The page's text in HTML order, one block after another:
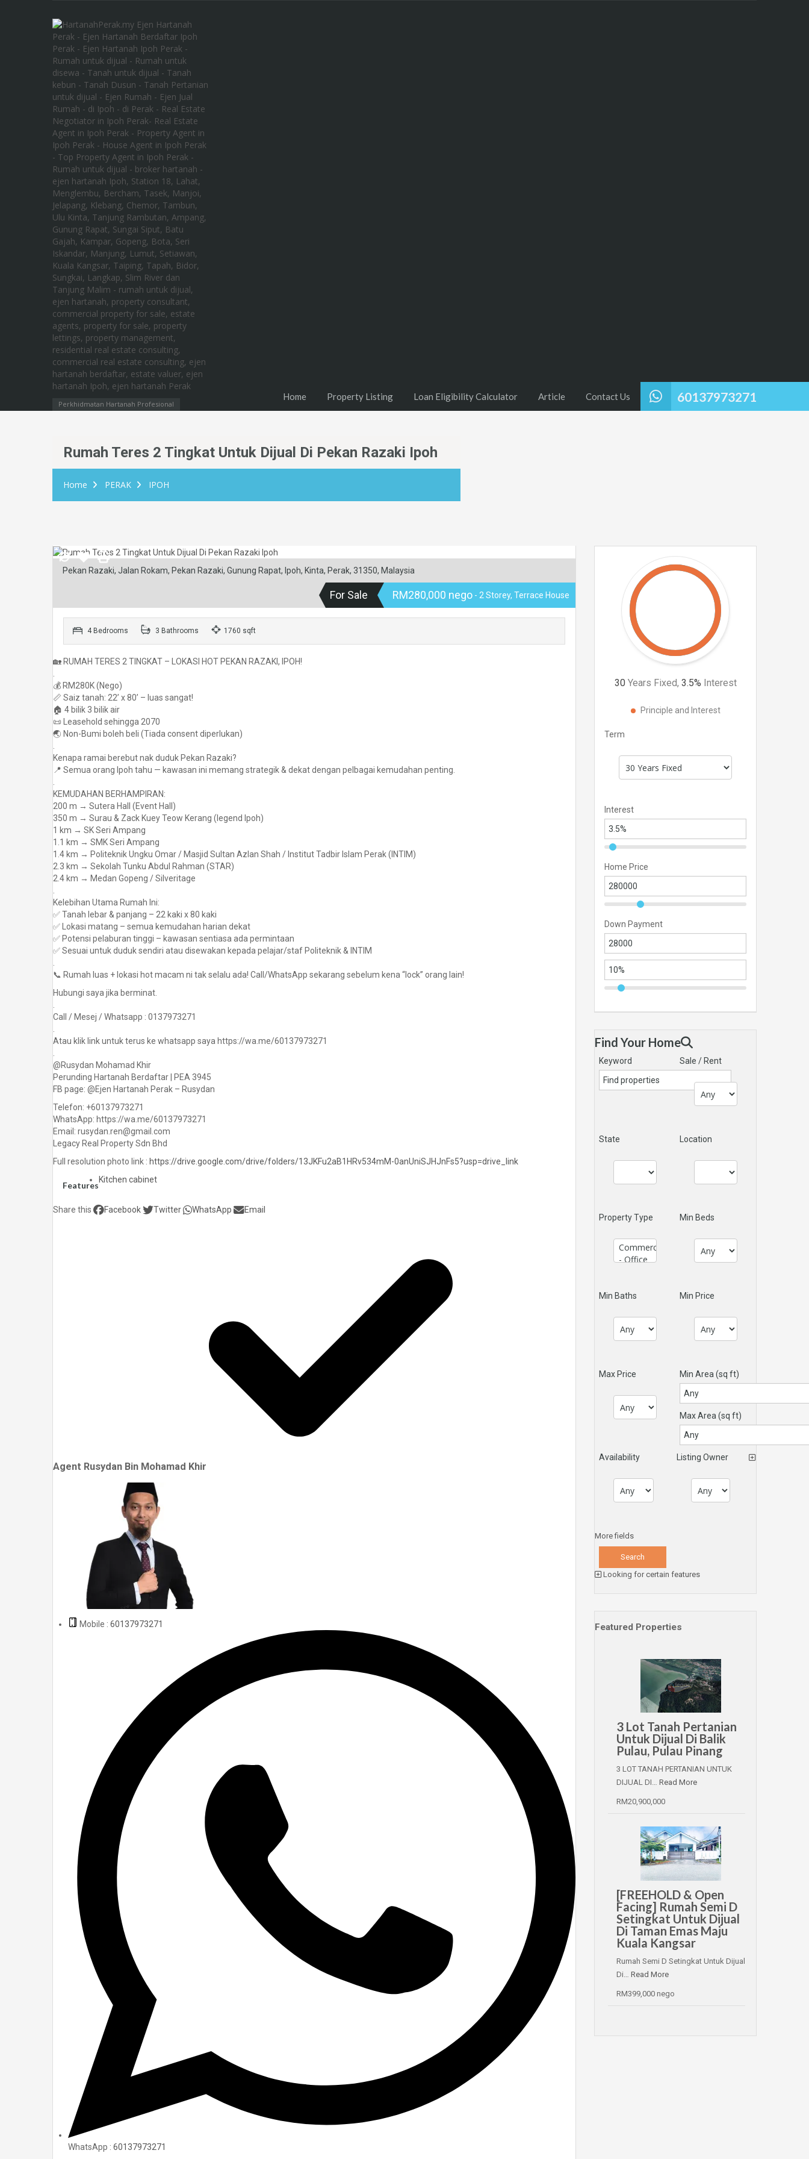
Perkhidmatan Hartanah Profesional 60137973271
Home Property Listing Loan Eligibility Calculator Article Contact Us
Rumah Teres 2 Tingkat Untuk Dijual Di Pekan Razaki Ipoh
Home PERAK IPOH
Pekan Razaki, Jalan Rokam, Pekan Razaki, Gunung Rapat, Ipoh, Kinta, Perak, 31350, Malaysia
For Sale RM280,000 nego - 2 Storey, Terrace House
4 Bedrooms 3 Bathrooms 1760 sqft
🏡 RUMAH TERES 2 TINGKAT – LOKASI HOT PEKAN RAZAKI, IPOH!
.
💰 RM280K (Nego)
📏 Saiz tanah: 22’ x 80’ – luas sangat!
🏠 4 bilik 3 bilik air
📜 Leasehold sehingga 2070
🌏 Non-Bumi boleh beli (Tiada consent diperlukan)
.
Kenapa ramai berebut nak duduk Pekan Razaki?
📍 Semua orang Ipoh tahu — kawasan ini memang strategik & dekat dengan pelbagai kemudahan penting.
.
KEMUDAHAN BERHAMPIRAN:
200 m → Sutera Hall (Event Hall)
350 m → Surau & Zack Kuey Teow Kerang (legend Ipoh)
1 km → SK Seri Ampang
1.1 km → SMK Seri Ampang
1.4 km → Politeknik Ungku Omar / Masjid Sultan Azlan Shah / Institut Tadbir Islam Perak (INTIM)
2.3 km → Sekolah Tunku Abdul Rahman (STAR)
2.4 km → Medan Gopeng / Silveritage
.
Kelebihan Utama Rumah Ini:
✅ Tanah lebar & panjang – 22 kaki x 80 kaki
✅ Lokasi matang – semua kemudahan harian dekat
✅ Potensi pelaburan tinggi – kawasan sentiasa ada permintaan
✅ Sesuai untuk duduk sendiri atau disewakan kepada pelajar/staf Politeknik & INTIM
.
📞 Rumah luas + lokasi hot macam ni tak selalu ada! Call/WhatsApp sekarang sebelum kena “lock” orang lain!
Hubungi saya jika berminat.
.
Call / Mesej / Whatsapp : 0137973271
.
Atau klik link untuk terus ke whatsapp saya https://wa.me/60137973271
.
@Rusydan Mohamad Khir
Perunding Hartanah Berdaftar | PEA 3945
FB page: @Ejen Hartanah Perak – Rusydan
Telefon: +60137973271
WhatsApp: https://wa.me/60137973271
Email: rusydan.ren@gmail.com
Legacy Real Property Sdn Bhd
Full resolution photo link : https://drive.google.com/drive/folders/13JKFu2aB1HRv534mM-0anUniSJHJnFs5?usp=drive_link
Features
Kitchen cabinet
Share this Facebook Twitter WhatsApp Email
Agent Rusydan Bin Mohamad Khir
Mobile : 60137973271
WhatsApp : 60137973271
30 Years Fixed, 3.5% Interest
Principle and Interest
Term
Interest
Home Price
Down Payment
Find Your Home
Keyword Sale / Rent
State Location
Property Type Min Beds
Min Baths Min Price
Max Price Min Area (sq ft)
Max Area (sq ft)
Availability Listing Owner
More fields
Looking for certain features
Featured Properties
3 Lot Tanah Pertanian
Untuk Dijual Di Balik
Pulau, Pulau Pinang
3 LOT TANAH PERTANIAN UNTUK
DIJUAL DI… Read More
RM20,900,000
[FREEHOLD & Open
Facing] Rumah Semi D
Setingkat Untuk Dijual
Di Taman Emas Maju
Kuala Kangsar
Rumah Semi D Setingkat Untuk Dijual
Di… Read More
RM399,000 nego